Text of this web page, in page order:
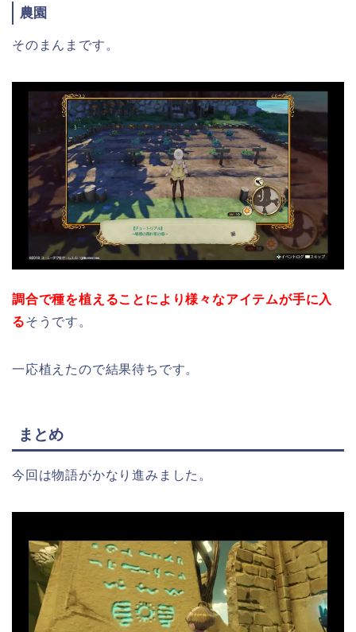
農園
そのまんまです。
調合で種を植えることにより様々なアイテムが手に入
るそうです。
一応植えたので結果待ちです。
まとめ
今回は物語がかなり進みました。